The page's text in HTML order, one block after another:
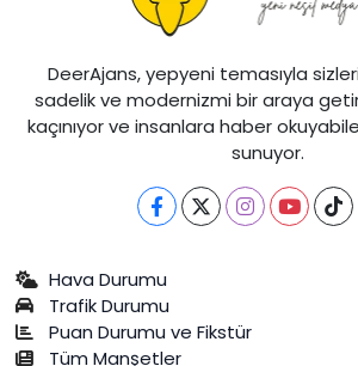
DeerAjans, yepyeni temasıyla
sadelik ve modernizmi bir araya
kaçınıyor ve insanlara haber
sunuyor.
Hava Durumu
Trafik Durumu
Puan Durumu ve Fikstür
Tüm Manşetler